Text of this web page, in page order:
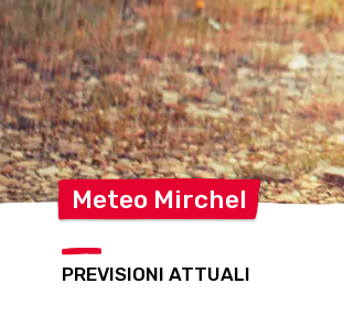
Meteo Mirchel
PREVISIONI ATTUALI